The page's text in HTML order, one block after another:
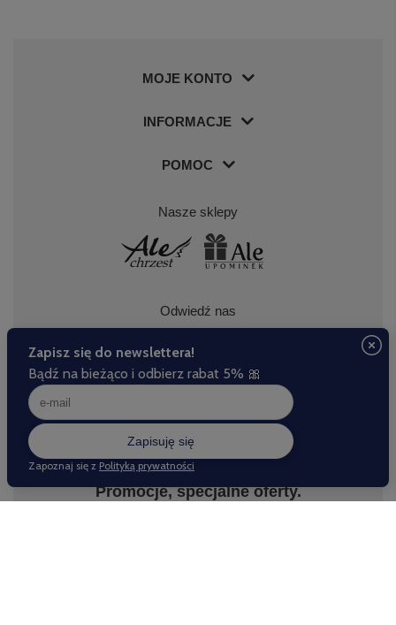
MOJE KONTO
INFORMACJE
POMOC
Nasze sklepy
Odwiedź nas
Zapisz się do naszego newslettera.
Promocje, specjalne oferty.